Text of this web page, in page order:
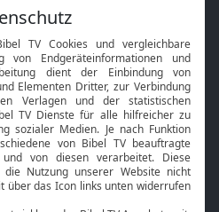
Mobile App
Smart TV
HbbTV
Bibelthek Online-Bibel
Nächster Gottesdienst
Service